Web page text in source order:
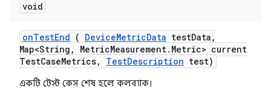
void
onTestEnd ( DeviceMetricData testData ,
Map<String , MetricMeasurement. Metric> current
TestCaseMetrics, TestDescription test)
একটি টেস্ট কেস শেষ হলে কলব্যাক।